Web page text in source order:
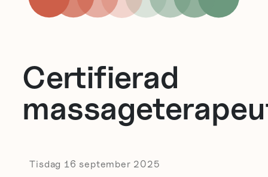
Certifierad
Tisdag 16 september 2025